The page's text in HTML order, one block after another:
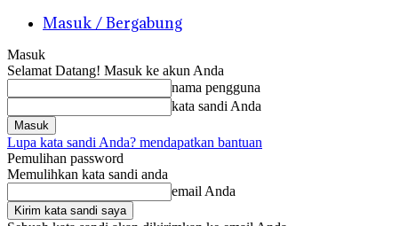
Masuk / Bergabung
Masuk
Selamat Datang! Masuk ke akun Anda
nama pengguna
kata sandi Anda
Lupa kata sandi Anda? mendapatkan bantuan
Pemulihan password
Memulihkan kata sandi anda
email Anda